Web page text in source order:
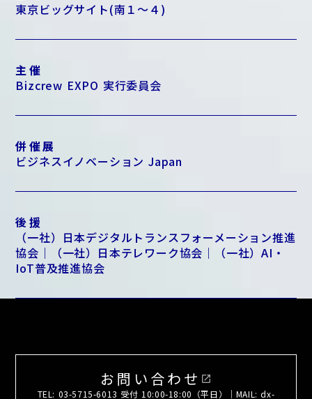
東京ビッグサイト(南１〜４)
主催
Bizcrew EXPO 実行委員会
併催展
ビジネスイノベーション Japan
後援
（一社）日本デジタルトランスフォーメーション推進
協会｜（一社）日本テレワーク協会｜（一社）AI・
IoT普及推進協会
お問い合わせ open_in_new
TEL: 03-5715-6013 受付 10:00-18:00（平日）｜MAIL: dx-